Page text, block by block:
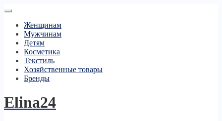
Женщинам
Мужчинам
Детям
Косметика
Текстиль
Хозяйственные товары
Бренды
Elina24